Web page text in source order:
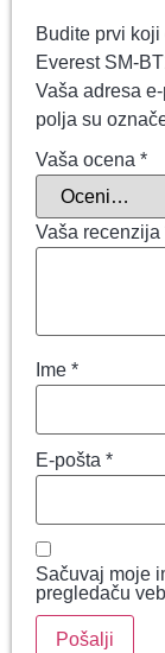
Budite prvi
Everest SM-
Vaša adresa
polja su
Vaša ocena *
Vaša recenzija
Ime *
E-pošta *
Sačuvaj moje
pregledaču